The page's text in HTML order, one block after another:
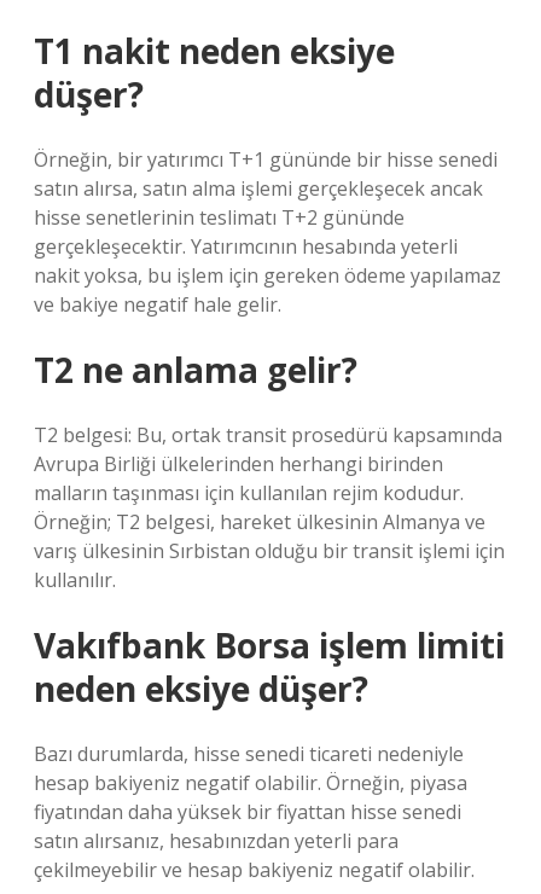
T1 nakit neden eksiye
düşer?
Örneğin, bir yatırımcı T+1 gününde bir hisse senedi
satın alırsa, satın alma işlemi gerçekleşecek ancak
hisse senetlerinin teslimatı T+2 gününde
gerçekleşecektir. Yatırımcının hesabında yeterli
nakit yoksa, bu işlem için gereken ödeme yapılamaz
ve bakiye negatif hale gelir.
T2 ne anlama gelir?
T2 belgesi: Bu, ortak transit prosedürü kapsamında
Avrupa Birliği ülkelerinden herhangi birinden
malların taşınması için kullanılan rejim kodudur.
Örneğin; T2 belgesi, hareket ülkesinin Almanya ve
varış ülkesinin Sırbistan olduğu bir transit işlemi için
kullanılır.
Vakıfbank Borsa işlem limiti
neden eksiye düşer?
Bazı durumlarda, hisse senedi ticareti nedeniyle
hesap bakiyeniz negatif olabilir. Örneğin, piyasa
fiyatından daha yüksek bir fiyattan hisse senedi
satın alırsanız, hesabınızdan yeterli para
çekilmeyebilir ve hesap bakiyeniz negatif olabilir.